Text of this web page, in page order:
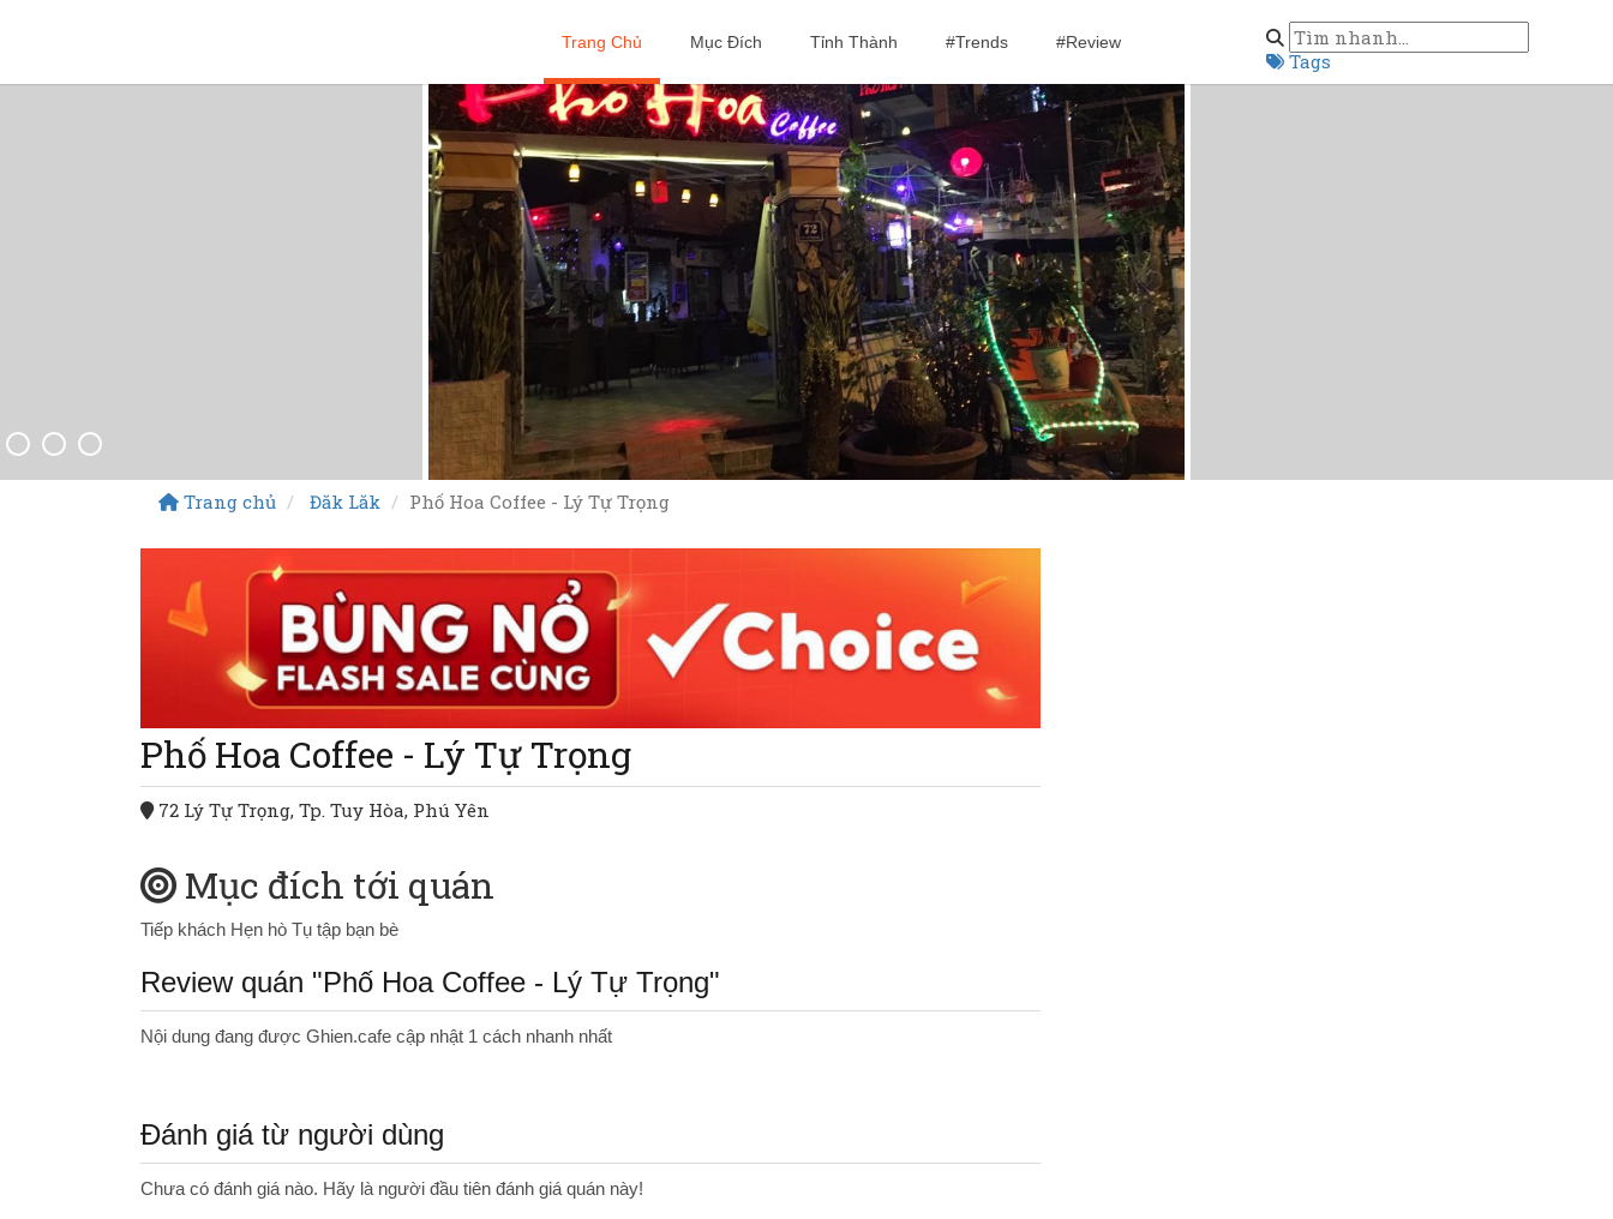
Trang Chủ Mục Đích Tỉnh Thành #Trends #Review
Tags
Trang chủ Đăk Lăk Phố Hoa Coffee - Lý Tự Trọng
Phố Hoa Coffee - Lý Tự Trọng
72 Lý Tự Trọng, Tp. Tuy Hòa, Phú Yên
Mục đích tới quán
Tiếp khách Hẹn hò Tụ tập bạn bè
Review quán "Phố Hoa Coffee - Lý Tự Trọng"
Nội dung đang được Ghien.cafe cập nhật 1 cách nhanh nhất
Đánh giá từ người dùng
Chưa có đánh giá nào. Hãy là người đầu tiên đánh giá quán này!